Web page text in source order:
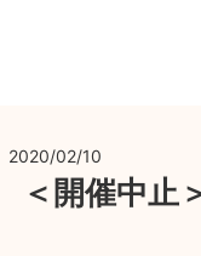
2020/02/10
＜開催中止